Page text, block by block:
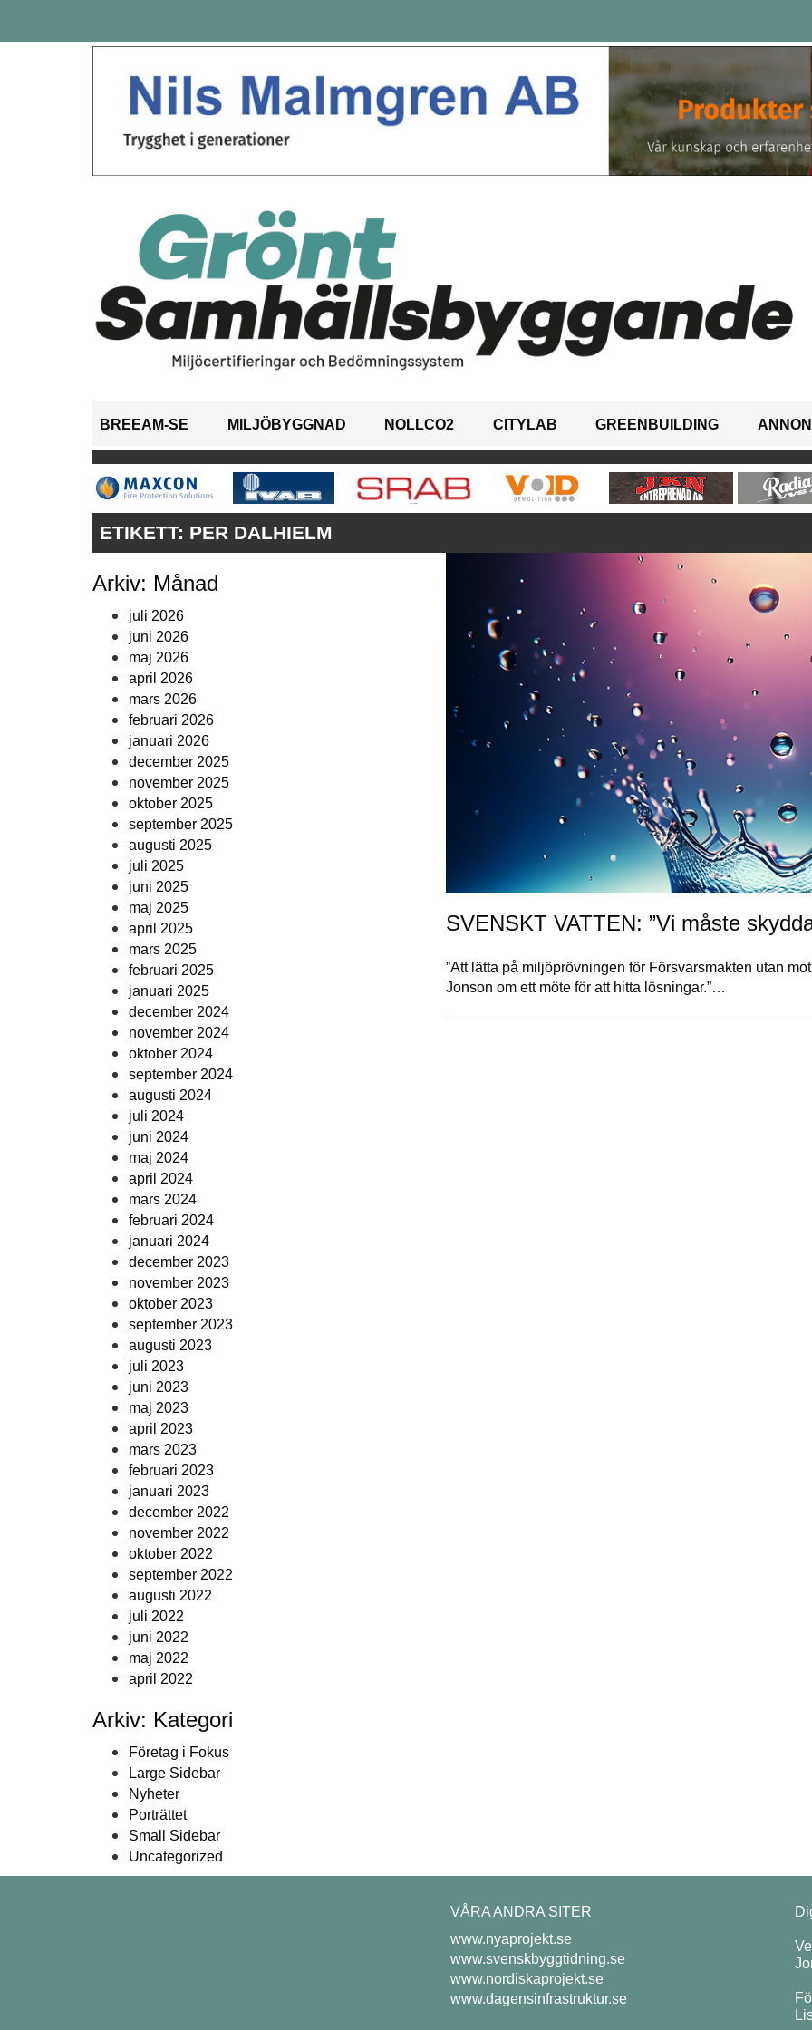
BREEAM-SE MILJÖBYGGNAD NOLLCO2 CITYLAB GREENBUILDING
ETIKETT: PER DALHIELM
Arkiv: Månad
juli 2026
juni 2026
maj 2026
april 2026
mars 2026
februari 2026
januari 2026
december 2025
november 2025
oktober 2025
september 2025
augusti 2025
juli 2025
juni 2025
maj 2025
april 2025
mars 2025
februari 2025
januari 2025
december 2024
november 2024
oktober 2024
september 2024
augusti 2024
juli 2024
juni 2024
maj 2024
april 2024
mars 2024
februari 2024
januari 2024
december 2023
november 2023
oktober 2023
september 2023
augusti 2023
juli 2023
juni 2023
maj 2023
april 2023
mars 2023
februari 2023
januari 2023
december 2022
november 2022
oktober 2022
september 2022
augusti 2022
juli 2022
juni 2022
maj 2022
april 2022
Arkiv: Kategori
Företag i Fokus
Large Sidebar
Nyheter
Porträttet
Small Sidebar
Uncategorized
SVENSKT VATTEN: ”Vi måste
”Att lätta på miljöprövningen för Försvarsmakten utan
Jonson om ett möte för att hitta lösningar.”…
VÅRA ANDRA SITER
www.nyaprojekt.se
www.svenskbyggtidning.se
www.nordiskaprojekt.se
www.dagensinfrastruktur.se